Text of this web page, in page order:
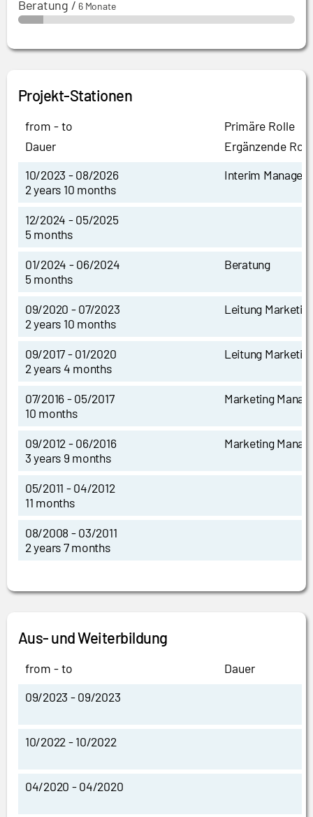
Beratung / 6 Monate
Projekt-Stationen
from - to
Dauer
Primäre Rolle
Ergänzende
10/2023 - 08/2026
2 years 10 months
Interim Manager
12/2024 - 05/2025
5 months
01/2024 - 06/2024
5 months
Beratung
09/2020 - 07/2023
2 years 10 months
Leitung
09/2017 - 01/2020
2 years 4 months
Leitung
07/2016 - 05/2017
10 months
Marketing
09/2012 - 06/2016
3 years 9 months
Marketing
05/2011 - 04/2012
11 months
08/2008 - 03/2011
2 years 7 months
Aus- und Weiterbildung
from - to
Dauer
09/2023 - 09/2023
10/2022 - 10/2022
04/2020 - 04/2020